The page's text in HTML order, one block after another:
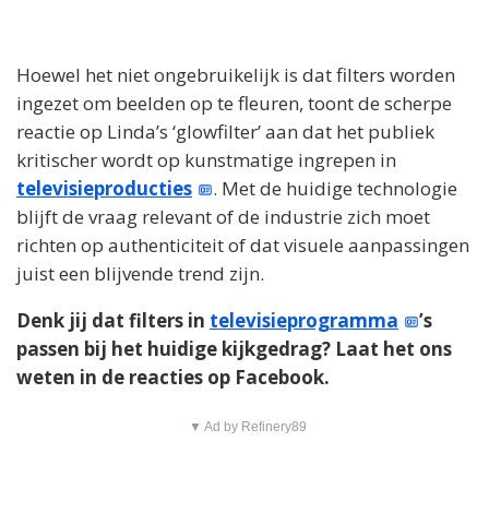
Hoewel het niet ongebruikelijk is dat filters worden
ingezet om beelden op te fleuren, toont de scherpe
reactie op Linda’s ‘glowfilter’ aan dat het publiek
kritischer wordt op kunstmatige ingrepen in
televisieproducties
. Met de huidige technologie
blijft de vraag relevant of de industrie zich moet
richten op authenticiteit of dat visuele aanpassingen
juist een blijvende trend zijn.
Denk jij dat filters in televisieprogramma
’s
passen bij het huidige kijkgedrag? Laat het ons
weten in de reacties op Facebook.
▼ Ad by Refinery89